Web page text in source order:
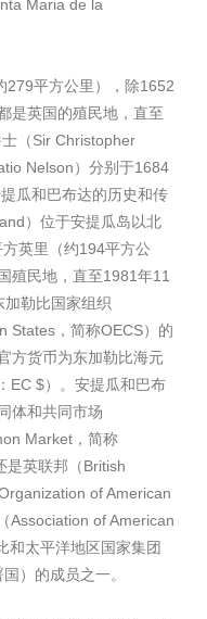
Maria de la
平方公里），除1652
是英国的殖民地，直至
（Sir Christopher
Nelson）分别于1684
瓜和巴布达的历史和传
）位于安提瓜岛以北
英里（约194平方公
殖民地，直至1981年11
加勒比国家组织
States，简称OECS）的
方货币为东加勒比海元
EC $）。安提瓜和巴布
体和共同市场
Market，简称
是英联邦（British
of American
Association of American
和太平洋地区国家集团
）的成员之一。